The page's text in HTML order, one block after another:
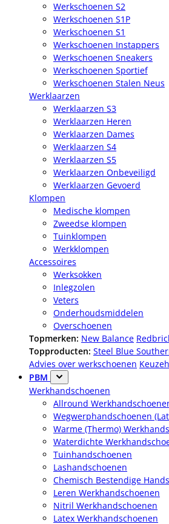
Werkschoenen S2
Werkschoenen S1P
Werkschoenen S1
Werkschoenen Instappers
Werkschoenen Sneakers
Werkschoenen Sportief
Werkschoenen Stalen Neus
Werklaarzen
Werklaarzen S3
Werklaarzen Heren
Werklaarzen Dames
Werklaarzen S4
Werklaarzen S5
Werklaarzen Onbeveiligd
Werklaarzen Gevoerd
Klompen
Medische klompen
Zweedse klompen
Tuinklompen
Werkklompen
Accessoires
Werksokken
Inlegzolen
Veters
Onderhoudsmiddelen
Overschoenen
Topmerken: New Balance
Topproducten: Steel Blue
Advies over werkschoenen
PBM
Werkhandschoenen
Allround
Wegwerphandschoenen
Warme (Thermo)
Waterdichte
Tuinhandschoenen
Lashandschoenen
Chemisch Bestendige
Leren Werkhandschoenen
Nitril Werkhandschoenen
Latex Werkhandschoenen